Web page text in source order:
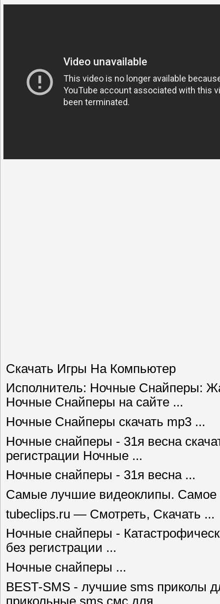
Скачать Игры На Компьютер
Исполнитель: Ночные Снайперы:
Ночные Снайперы на сайте ...
Ночные Снайперы скачать mp3 ...
Ночные снайперы - 31я весна
регистрации Ночные ...
Ночные снайперы - 31я весна ...
Самые лучшие видеоклипы. Самое
tubeclips.ru — Смотреть, Скачать ...
Ночные снайперы -
без регистрации ...
Ночные снайперы ...
BEST-SMS - лучшие sms приколы
прикольные sms смс для ...